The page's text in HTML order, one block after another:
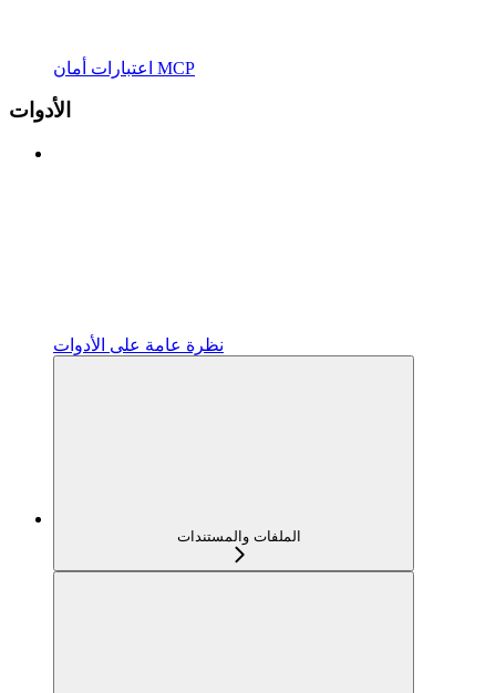
اعتبارات أمان MCP
الأدوات
نظرة عامة على الأدوات
الملفات والمستندات